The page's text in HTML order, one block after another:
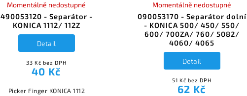
490053120 - Separátor -
KONICA 1112/ 112Z
Momentálně nedostupné
33 Kč bez DPH
40 Kč
Detail
Picker Finger KONICA 1112
090053170 - Separátor dolní
- KONICA 500/ 450/ 550/
600/ 700ZA/ 760/ 5082/
4060/ 4065
Momentálně nedostupné
51 Kč bez DPH
62 Kč
Detail